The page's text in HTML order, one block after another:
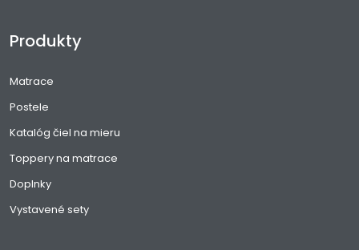
Produkty
Matrace
Postele
Katalóg čiel na mieru
Toppery na matrace
Doplnky
Vystavené sety